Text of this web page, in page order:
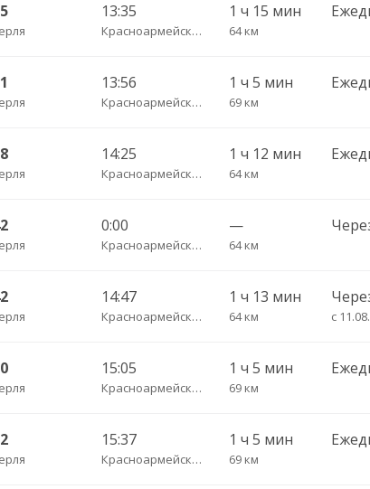
13:35
Красноармейское с. пов.
1 ч 15 мин
64 км
13:56
Красноармейское с. пов.
1 ч 5 мин
69 км
14:25
Красноармейское с. пов.
1 ч 12 мин
64 км
0:00
Красноармейское с. пов.
—
64 км
14:47
Красноармейское с. пов.
1 ч 13 мин
64 км с
15:05
Красноармейское с. пов.
1 ч 5 мин
69 км
15:37
Красноармейское с. пов.
1 ч 5 мин
69 км